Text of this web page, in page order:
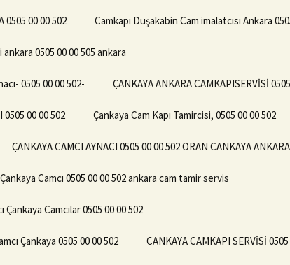
0505 00 00 502 Camkapı Duşakabin Cam imalatcısı Ankara
0505 00 00 505 ankara
0505 00 00 502- ÇANKAYA ANKARA CAMKAPISERVİSİ
0505 00 00 502 Çankaya Cam Kapı Tamircisi, 0505 00 00 502
ÇANKAYA CAMCI AYNACI 0505 00 00 502 ORAN CANKAYA ANKARA
Çankaya Camcı 0505 00 00 502 ankara cam tamir servis
Çankaya Camcılar 0505 00 00 502
Çankaya 0505 00 00 502 CANKAYA CAMKAPI SERVİSİ